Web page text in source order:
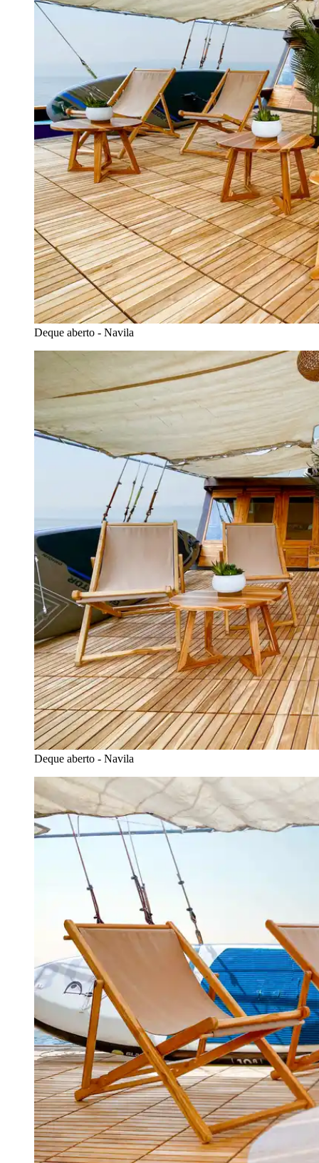
Deque aberto - Navila
Deque aberto - Navila